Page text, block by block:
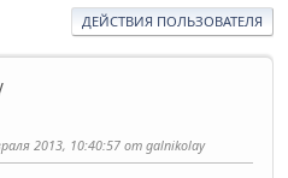
ДЕЙСТВИЯ ПОЛЬЗОВАТЕЛЯ
2013, 10:40:57 от galnikolay